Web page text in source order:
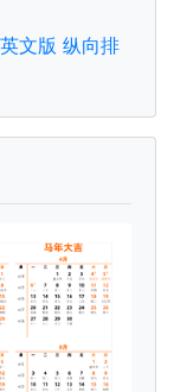
文版 纵向排